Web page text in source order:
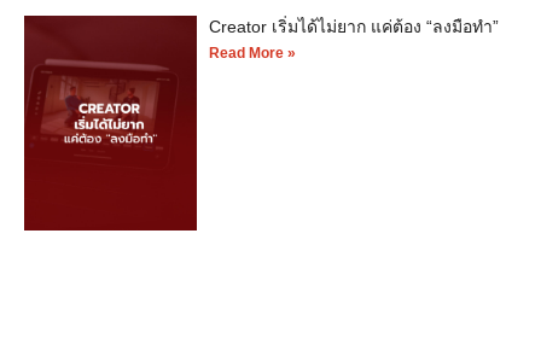
Creator เริ่มได้ไม่ยาก แค่ต้อง “ลงมือทำ”
Read More »